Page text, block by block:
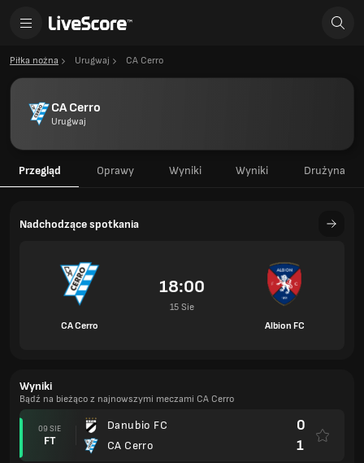
Piłka nożna Urugwaj CA Cerro
CA Cerro
Urugwaj
Przegląd Oprawy Wyniki Wyniki Drużyna
Nadchodzące spotkania
CA Cerro
18:00
15 Sie
Albion FC
Wyniki
Bądź na bieżąco z najnowszymi meczami CA Cerro
09 SIE
FT
Danubio FC
CA Cerro
0
1